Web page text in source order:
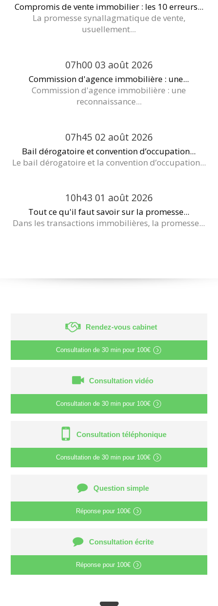
Compromis de vente immobilier : les 10 erreurs...
La promesse synallagmatique de vente,
usuellement...
07h00 03 août 2026
Commission d'agence immobilière : une...
Commission d'agence immobilière : une
reconnaissance...
07h45 02 août 2026
Bail dérogatoire et convention d’occupation...
Le bail dérogatoire et la convention d’occupation...
10h43 01 août 2026
Tout ce qu'il faut savoir sur la promesse...
Dans les transactions immobilières, la promesse...
Rendez-vous cabinet
Consultation de 30 min pour 100€
Consultation vidéo
Consultation de 30 min pour 100€
Consultation téléphonique
Consultation de 30 min pour 100€
Question simple
Réponse pour 100€
Consultation écrite
Réponse pour 100€